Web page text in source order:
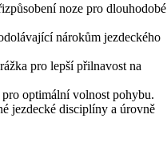
noze pro dlouhodobé
nárokům jezdeckého
pro lepší přilnavost na
optimální volnost pohybu.
jezdecké disciplíny a úrovně